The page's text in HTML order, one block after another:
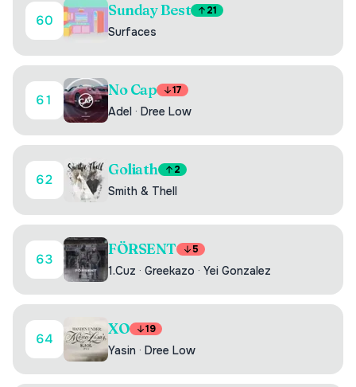
60
Sunday Best 21
Surfaces
61
No Cap 17
Adel · Dree Low
62
Goliath 2
Smith & Thell
63
FÖRSENT 5
1.Cuz · Greekazo · Yei Gonzalez
64
XO 19
Yasin · Dree Low